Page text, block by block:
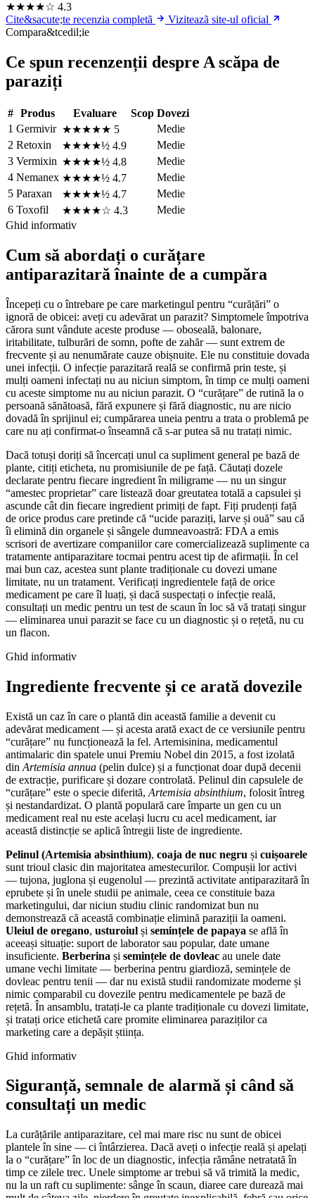
★★★★☆ 4.3
Cite&sacute;te recenzia completã
Viziteazã site-ul oficial
Compara&tcedil;ie
Ce spun recenzenții despre A scăpa de
paraziți
# Produs Evaluare Scop Dovezi
1 Germivir ★★★★★ 5
Medie
2 Retoxin ★★★★½ 4.9
Medie
3 Vermixin ★★★★½ 4.8
Medie
4 Nemanex ★★★★½ 4.7
Medie
5 Paraxan ★★★★½ 4.7
Medie
6 Toxofil ★★★★☆ 4.3
Medie
Ghid informativ
Cum să abordați o curățare
antiparazitară înainte de a cumpăra
Începeți cu o întrebare pe care marketingul pentru “curățări” o
ignoră de obicei: aveți cu adevărat un parazit? Simptomele împotriva
cărora sunt vândute aceste produse — oboseală, balonare,
iritabilitate, tulburări de somn, pofte de zahăr — sunt extrem de
frecvente și au nenumărate cauze obișnuite. Ele nu constituie dovada
unei infecții. O infecție parazitară reală se confirmă prin teste, și
mulți oameni infectați nu au niciun simptom, în timp ce mulți oameni
cu aceste simptome nu au niciun parazit. O “curățare” de rutină la o
persoană sănătoasă, fără expunere și fără diagnostic, nu are nicio
dovadă în sprijinul ei; cumpărarea uneia pentru a trata o problemă pe
care nu ați confirmat-o înseamnă că s-ar putea să nu tratați nimic.
Dacă totuși doriți să încercați unul ca supliment general pe bază de
plante, citiți eticheta, nu promisiunile de pe față. Căutați dozele
declarate pentru fiecare ingredient în miligrame — nu un singur
“amestec proprietar” care listează doar greutatea totală a capsulei și
ascunde cât din fiecare ingredient primiți de fapt. Fiți prudenți față
de orice produs care pretinde că “ucide paraziți, larve și ouă” sau că
îi elimină din organele și sângele dumneavoastră: FDA a emis
scrisori de avertizare companiilor care comercializează suplimente ca
tratamente antiparazitare tocmai pentru acest tip de afirmații. În cel
mai bun caz, acestea sunt plante tradiționale cu dovezi umane
limitate, nu un tratament. Verificați ingredientele față de orice
medicament pe care îl luați, și dacă suspectați o infecție reală,
consultați un medic pentru un test de scaun în loc să vă tratați singur
— eliminarea unui parazit se face cu un diagnostic și o rețetă, nu cu
un flacon.
Ghid informativ
Ingrediente frecvente și ce arată dovezile
Există un caz în care o plantă din această familie a devenit cu
adevărat medicament — și acesta arată exact de ce versiunile pentru
“curățare” nu funcționează la fel. Artemisinina, medicamentul
antimalaric din spatele unui Premiu Nobel din 2015, a fost izolată
din Artemisia annua (pelin dulce) și a funcționat doar după decenii
de extracție, purificare și dozare controlată. Pelinul din capsulele de
“curățare” este o specie diferită, Artemisia absinthium, folosit întreg
și nestandardizat. O plantă populară care împarte un gen cu un
medicament real nu este același lucru cu acel medicament, iar
această distincție se aplică întregii liste de ingrediente.
Pelinul (Artemisia absinthium), coaja de nuc negru și cuișoarele
sunt trioul clasic din majoritatea amestecurilor. Compușii lor activi
— tujona, juglona și eugenolul — prezintă activitate antiparazitară în
eprubete și în unele studii pe animale, ceea ce constituie baza
marketingului, dar niciun studiu clinic randomizat bun nu
demonstrează că această combinație elimină paraziții la oameni.
Uleiul de oregano, usturoiul și semințele de papaya se află în
aceeași situație: suport de laborator sau popular, date umane
insuficiente. Berberina și semințele de dovleac au unele date
umane vechi limitate — berberina pentru giardioză, semințele de
dovleac pentru tenii — dar nu există studii randomizate moderne și
nimic comparabil cu dovezile pentru medicamentele pe bază de
rețetă. În ansamblu, tratați-le ca plante tradiționale cu dovezi limitate,
și tratați orice etichetă care promite eliminarea paraziților ca
marketing care a depășit știința.
Ghid informativ
Siguranță, semnale de alarmă și când să
consultați un medic
La curățările antiparazitare, cel mai mare risc nu sunt de obicei
plantele în sine — ci întârzierea. Dacă aveți o infecție reală și apelați
la o “curățare” în loc de un diagnostic, infecția rămâne netratată în
timp ce zilele trec. Unele simptome ar trebui să vă trimită la medic,
nu la un raft cu suplimente: sânge în scaun, diaree care durează mai